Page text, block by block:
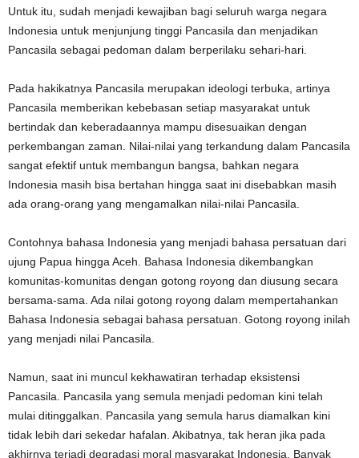
Untuk itu, sudah menjadi kewajiban bagi seluruh warga negara
Indonesia untuk menjunjung tinggi Pancasila dan menjadikan
Pancasila sebagai pedoman dalam berperilaku sehari-hari.
Pada hakikatnya Pancasila merupakan ideologi terbuka, artinya
Pancasila memberikan kebebasan setiap masyarakat untuk
bertindak dan keberadaannya mampu disesuaikan dengan
perkembangan zaman. Nilai-nilai yang terkandung dalam Pancasila
sangat efektif untuk membangun bangsa, bahkan negara
Indonesia masih bisa bertahan hingga saat ini disebabkan masih
ada orang-orang yang mengamalkan nilai-nilai Pancasila.
Contohnya bahasa Indonesia yang menjadi bahasa persatuan dari
ujung Papua hingga Aceh. Bahasa Indonesia dikembangkan
komunitas-komunitas dengan gotong royong dan diusung secara
bersama-sama. Ada nilai gotong royong dalam mempertahankan
Bahasa Indonesia sebagai bahasa persatuan. Gotong royong inilah
yang menjadi nilai Pancasila.
Namun, saat ini muncul kekhawatiran terhadap eksistensi
Pancasila. Pancasila yang semula menjadi pedoman kini telah
mulai ditinggalkan. Pancasila yang semula harus diamalkan kini
tidak lebih dari sekedar hafalan. Akibatnya, tak heran jika pada
akhirnya terjadi degradasi moral masyarakat Indonesia. Banyak